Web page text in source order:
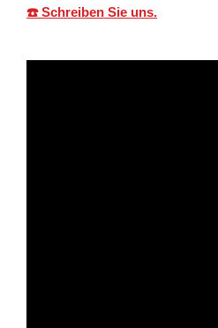
☎️ Schreiben Sie uns.